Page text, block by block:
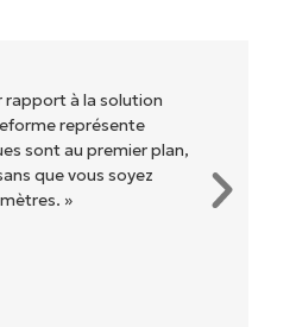
rapport à la solution
représente
sont au premier plan,
que vous soyez
»